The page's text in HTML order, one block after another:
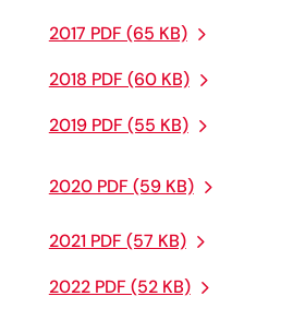
2017 PDF (65 KB)
2018 PDF (60 KB)
2019 PDF (55 KB)
2020 PDF (59 KB)
2021 PDF (57 KB)
2022 PDF (52 KB)